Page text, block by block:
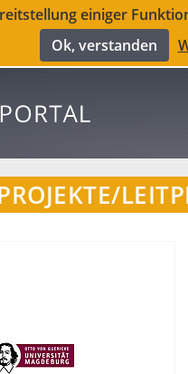
einiger
Ok, verstanden